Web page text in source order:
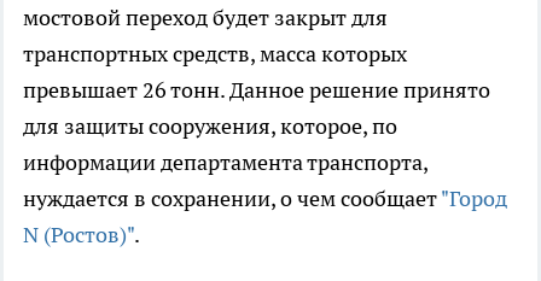
мостовой переход будет закрыт для
транспортных средств, масса которых
превышает 26 тонн. Данное решение принято
для защиты сооружения, которое, по
информации департамента транспорта,
нуждается в сохранении, о чем сообщает"Город
N (Ростов)".